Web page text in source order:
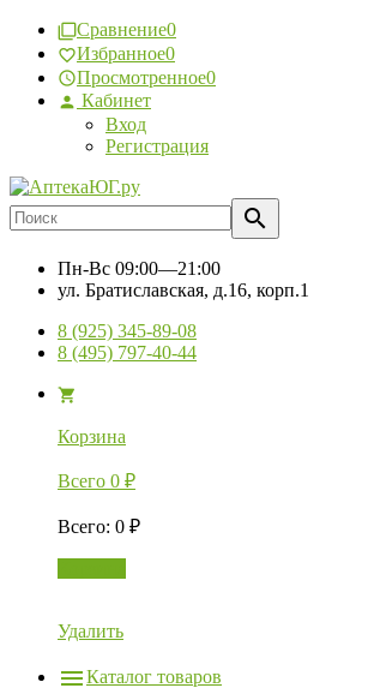
Сравнение0
Избранное0
Просмотренное0
Кабинет
Вход
Регистрация
Пн-Вс 09:00—21:00
ул. Братиславская, д.16, корп.1
8 (925) 345-89-08
8 (495) 797-40-44
Корзина
Всего 0 ₽
Всего: 0 ₽
Удалить
Каталог товаров